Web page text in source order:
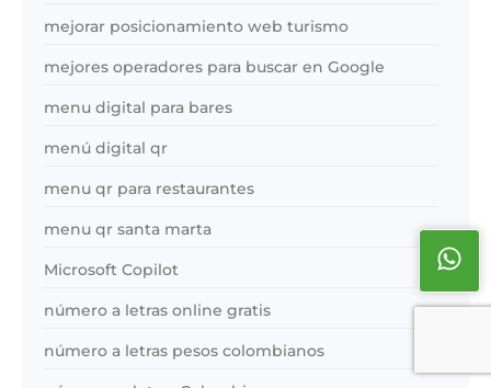
mejorar posicionamiento web turismo
mejores operadores para buscar en Google
menu digital para bares
menú digital qr
menu qr para restaurantes
menu qr santa marta
Microsoft Copilot
número a letras online gratis
número a letras pesos colombianos